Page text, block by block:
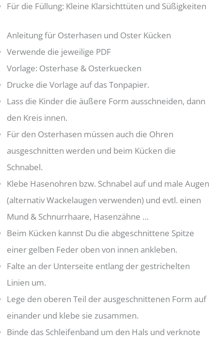
Für die Füllung: Kleine Klarsichttüten und Süßigkeiten
Anleitung für Osterhasen und Oster Kücken
Verwende die jeweilige PDF
Vorlage: Osterhase & Osterkuecken
Drucke die Vorlage auf das Tonpapier.
Lass die Kinder die äußere Form ausschneiden, dann
den Kreis innen.
Für den Osterhasen müssen auch die Ohren
ausgeschnitten werden und beim Kücken die
Schnabel.
Klebe Hasenohren bzw. Schnabel auf und male Augen
(alternativ Wackelaugen verwenden) und evtl. einen
Mund & Schnurrhaare, Hasenzähne …
Beim Kücken kannst Du die abgeschnittene Spitze
einer gelben Feder oben von innen ankleben.
Falte an der Unterseite entlang der gestrichelten
Linien um.
Lege den oberen Teil der ausgeschnittenen Form auf
einander und klebe sie zusammen.
Binde das Schleifenband um den Hals und verknote